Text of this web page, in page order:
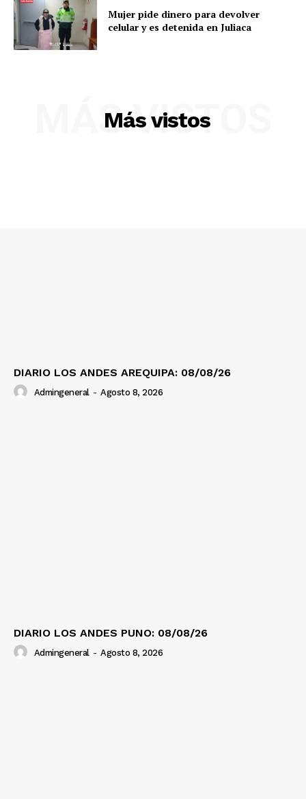
SUSCRIBETE
Mujer pide dinero para devolver
celular y es detenida en Juliaca
Más vistos
MÁS VISTOS
DIARIO LOS ANDES AREQUIPA: 08/08/26
Admingeneral - Agosto 8, 2026
DIARIO LOS ANDES PUNO: 08/08/26
Admingeneral - Agosto 8, 2026